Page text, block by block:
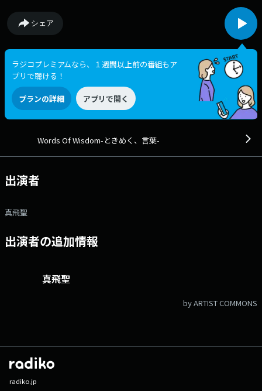
シェア
ラジコプレミアムなら、１週間以上前の番組もア
プリで聴ける！
プランの詳細 アプリで開く
Words Of Wisdom-ときめく、言葉-
出演者
真飛聖
出演者の追加情報
真飛聖
by ARTIST COMMONS
radiko.jp